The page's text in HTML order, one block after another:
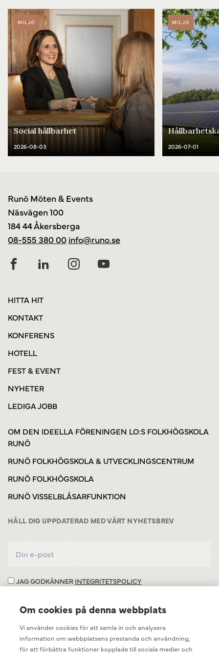
MILJÖ
Social hållbarhet
2026-08-03
MILJÖ
2026-07-01
Runö Möten & Events
Näsvägen 100
184 44 Åkersberga
08-555 380 00 info@runo.se
HITTA HIT
KONTAKT
KONFERENS
HOTELL
FEST & EVENT
NYHETER
LEDIGA JOBB
OM DEN IDEELLA FÖRENINGEN LO:S FOLKHÖGSKOLA
RUNÖ
RUNÖ FOLKHÖGSKOLA & UTVECKLINGSCENTRUM
RUNÖ FOLKHÖGSKOLA
RUNÖ VISSELBLÅSARFUNKTION
HÅLL DIG UPPDATERAD MED VÅRT NYHETSBREV
JAG GODKÄNNER INTEGRITETSPOLICY
Om cookies på denna webbplats
Vi använder cookies för att samla in och analysera
information om webbplatsens prestanda och användning,
för att förbättra funktioner kopplade till sociala medier och